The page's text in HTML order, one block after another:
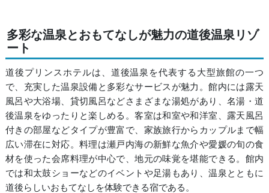
多彩な温泉とおもてなしが魅力の道後温泉リゾ
ート
道後プリンスホテルは、道後温泉を代表する大型旅館の一つ
で、充実した温泉設備と多彩なサービスが魅力。館内には露天
風呂や大浴場、貸切風呂などさまざまな湯処があり、名湯・道
後温泉をゆったりと楽しめる。客室は和室や和洋室、露天風呂
付きの部屋などタイプが豊富で、家族旅行からカップルまで幅
広い滞在に対応。料理は瀬戸内海の新鮮な魚介や愛媛の旬の食
材を使った会席料理が中心で、地元の味覚を堪能できる。館内
では和太鼓ショーなどのイベントや足湯もあり、温泉とともに
道後らしいおもてなしを体験できる宿である。